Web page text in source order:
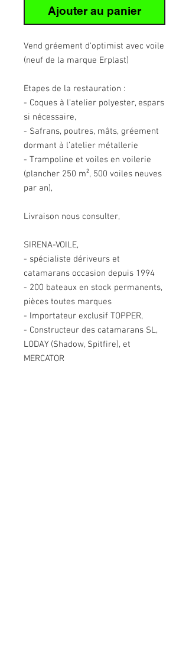
Ajouter au panier
Vend gréement d'optimist avec voile
(neuf de la marque Erplast)
Etapes de la restauration :
- Coques à l’atelier polyester, espars
si nécessaire,
- Safrans, poutres, mâts, gréement
dormant à l’atelier métallerie
- Trampoline et voiles en voilerie
(plancher 250 m², 500 voiles neuves
par an),
Livraison nous consulter,
SIRENA-VOILE,
- spécialiste dériveurs et
catamarans occasion depuis 1994
- 200 bateaux en stock permanents,
pièces toutes marques
- Importateur exclusif TOPPER,
- Constructeur des catamarans SL,
LODAY (Shadow, Spitfire), et
MERCATOR